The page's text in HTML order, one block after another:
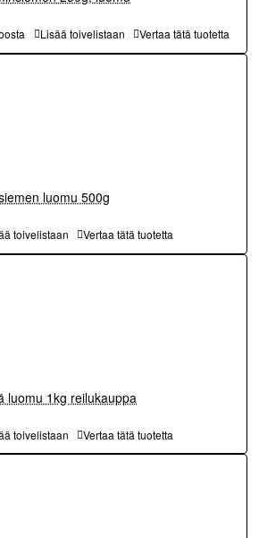
Lisää toivelistaan Vertaa tätä tuotetta
luomu 500g
toivelistaan Vertaa tätä tuotetta
luomu 1kg reilukauppa
toivelistaan Vertaa tätä tuotetta